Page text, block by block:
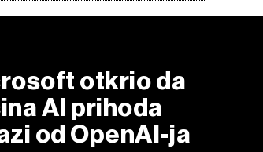
otkrio da
AI prihoda
od OpenAI-ja